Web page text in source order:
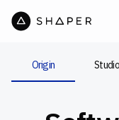
Origin Studio